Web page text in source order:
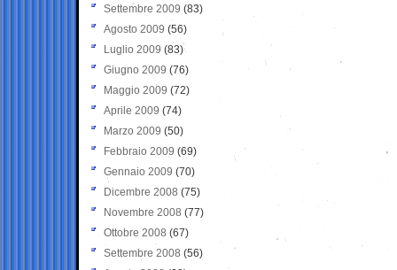
Settembre 2009 (83)
Agosto 2009 (56)
Luglio 2009 (83)
Giugno 2009 (76)
Maggio 2009 (72)
Aprile 2009 (74)
Marzo 2009 (50)
Febbraio 2009 (69)
Gennaio 2009 (70)
Dicembre 2008 (75)
Novembre 2008 (77)
Ottobre 2008 (67)
Settembre 2008 (56)